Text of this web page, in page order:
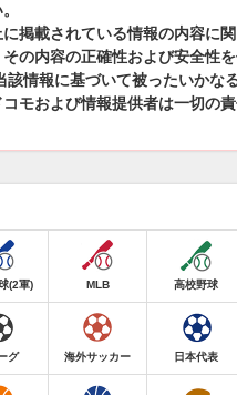
掲載されている情報の内容に
の内容の正確性および安全性
該情報に基づいて被ったいかな
モおよび情報提供者は一切の
(2軍) MLB 高校野球
グ 海外サッカー 日本代表